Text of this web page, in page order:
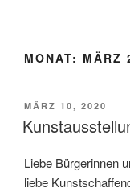
MONAT: MÄRZ
MÄRZ 10, 2020
Liebe Bürgerinnen
liebe